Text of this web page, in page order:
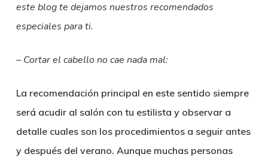
este blog te dejamos nuestros recomendados
especiales para ti.
– Cortar el cabello no cae nada mal:
La recomendación principal en este sentido siempre
será acudir al salón con tu estilista y observar a
detalle cuales son los procedimientos a seguir antes
y después del verano. Aunque muchas personas